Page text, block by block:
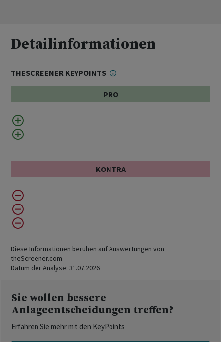
Detailinformationen
THESCREENER KEYPOINTS
PRO
KONTRA
Diese Informationen beruhen auf Auswertungen von
theScreener.com
Datum der Analyse: 31.07.2026
Sie wollen bessere
Anlageentscheidungen treffen?
Erfahren Sie mehr mit den KeyPoints